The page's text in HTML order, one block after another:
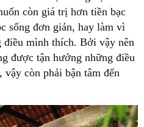
còn giá trị hơn tiền bạc
sống đơn giản, hay làm vì
điều mình thích. Bởi vậy nên
được tận hưởng những điều
vậy còn phải bận tâm đến